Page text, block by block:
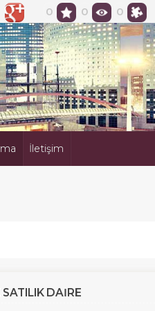
Emlak,
0 0 0
İletişim
DAIRE